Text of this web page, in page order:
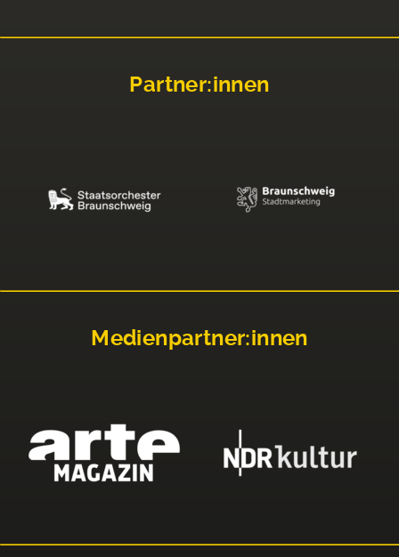
Partner:innen
Medienpartner:innen